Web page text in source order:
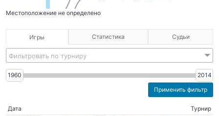
1876
Местоположение не определено
Игры Статистика Судьи
Фильтровать по турниру
1960 2014
Дата
Турнир